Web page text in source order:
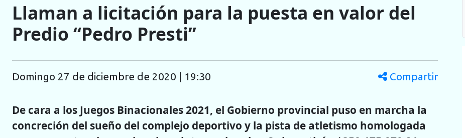
Llaman a licitación para la puesta en valor del
Predio “Pedro Presti”
domingo 27 de diciembre de 2020 | 19:30 Compartir
De cara a los Juegos Binacionales 2021, el Gobierno provincial puso en marcha la
concreción del sueño del complejo deportivo y la pista de atletismo homologada